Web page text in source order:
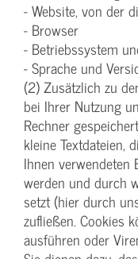
- Website, von der
- Browser
- Betriebssystem
- Sprache und
(2) Zusätzlich zu
bei Ihrer Nutzung
Rechner
kleine Textdateien,
Ihnen
werden und durch
setzt (hier durch
zufließen. Cookies
ausführen oder